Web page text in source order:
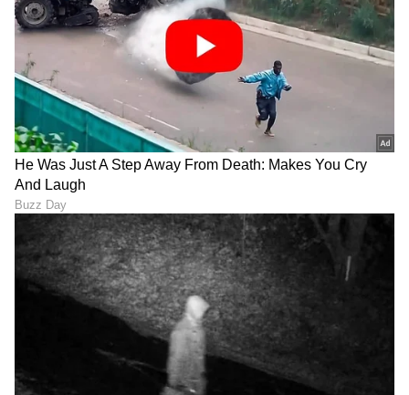
DOWNLOAD APP
RECOMMENDED STORIES